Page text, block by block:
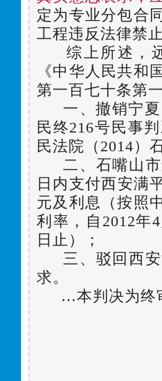
定为专业分包合
工程违反法律禁
综上所述，
《中华人民共和
第一百七十条第
一、撤销宁夏
民终216号民事
民法院（2014）
二、石嘴山市
日内支付西安满
元及利息（按照
利率，自2012年
日止）；
三、驳回西安
求。
…本判决为终